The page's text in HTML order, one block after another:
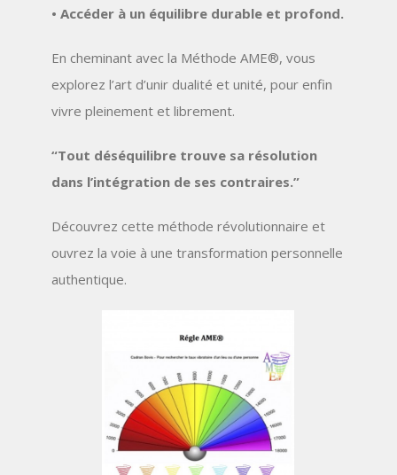
• Accéder à un équilibre durable et profond.
En cheminant avec la Méthode AME®, vous
explorez l’art d’unir dualité et unité, pour enfin
vivrepleinement et librement.
“Tout déséquilibre trouve sa résolution
dans l’intégration de ses contraires.”
Découvrez cette méthode révolutionnaire et
ouvrez la voie à une transformation personnelle
authentique.